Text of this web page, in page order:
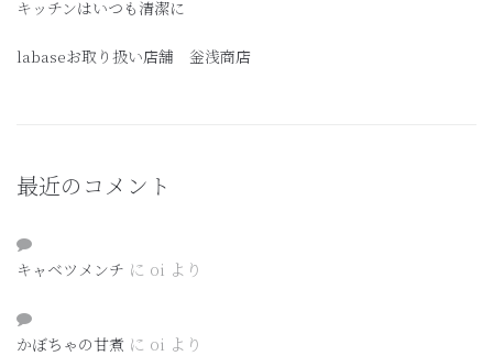
キッチンはいつも清潔に
labaseお取り扱い店舗 釡浅商店
最近のコメント
キャベツメンチ に oi より
かぼちゃの甘煮 に oi より